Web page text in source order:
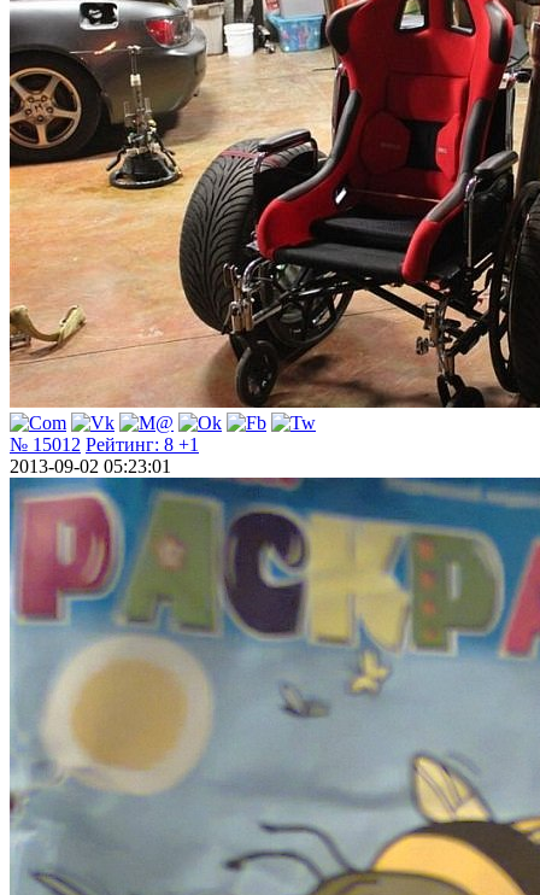
№ 15012 Рейтинг: 8 +1
2013-09-02 05:23:01